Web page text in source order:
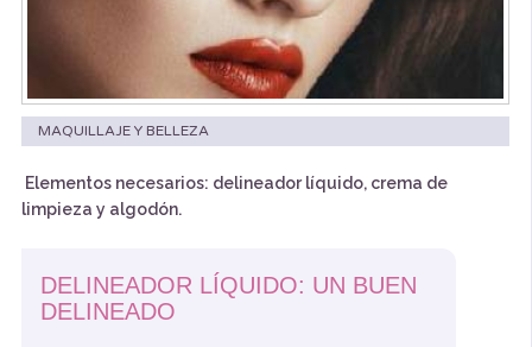
MAQUILLAJE Y BELLEZA
Elementos necesarios: delineador líquido, crema de
limpieza y algodón.
DELINEADOR LÍQUIDO: UN BUEN
DELINEADO